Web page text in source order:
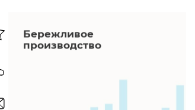
Бережливое
производство